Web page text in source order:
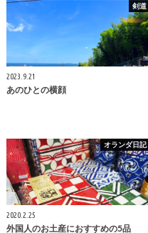
剣道
2023.9.21
あのひとの横顔
オランダ日記
2020.2.25
外国人のお土産におすすめの5品